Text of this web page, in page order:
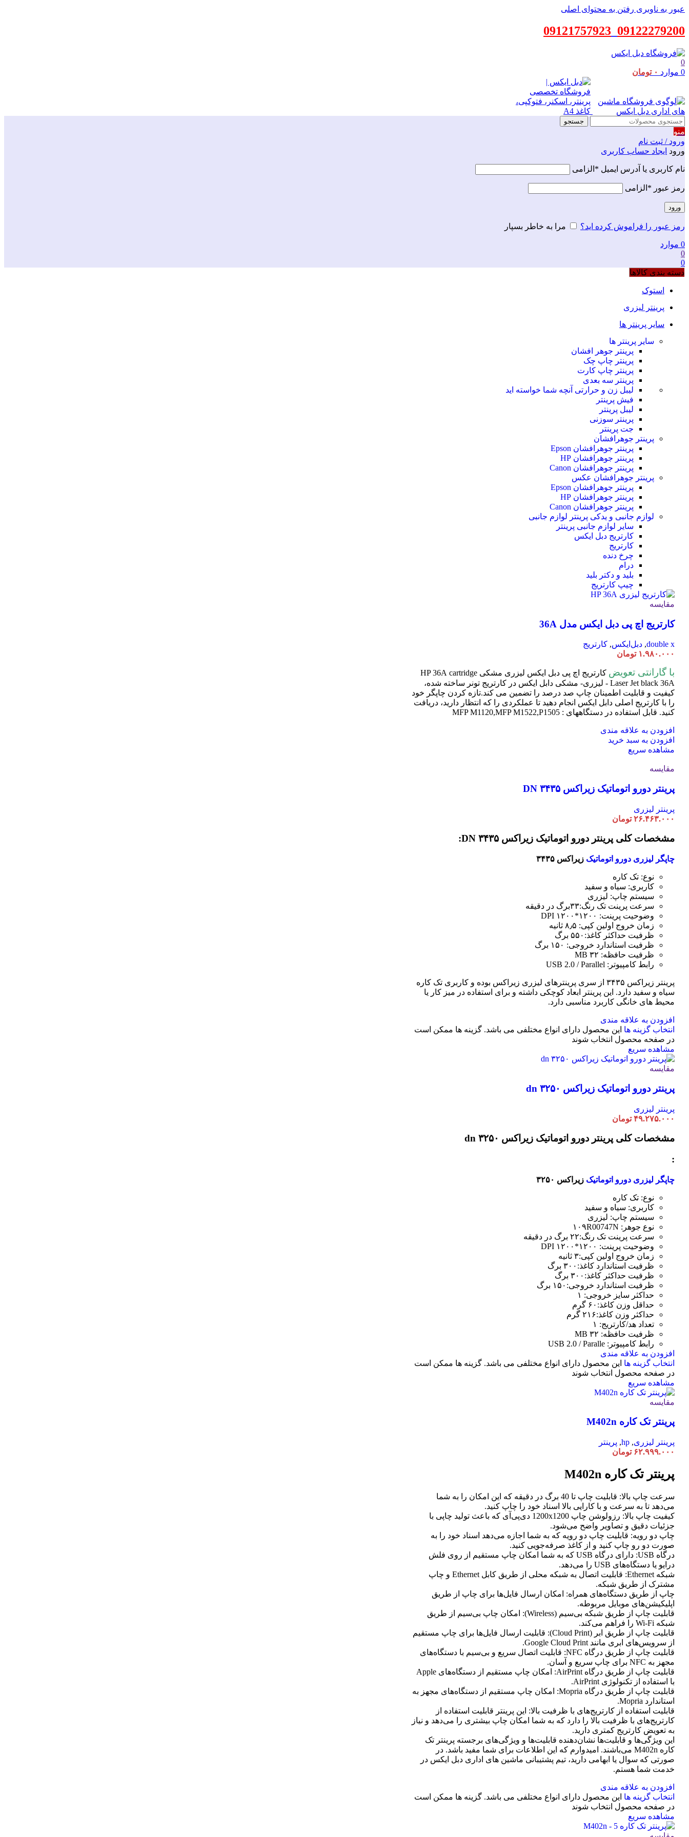
عبور به ناوبری رفتن به محتوای اصلی
09122279200
09121757923
0
0 موارد ۰ تومان
جستجو
منو
ورود / ثبت نام
ورود ایجاد حساب کاربری
نام کاربری یا آدرس ایمیل * الزامی
رمز عبور * الزامی
ورود
رمز عبور را فراموش کرده اید؟ مرا به خاطر بسپار
0 موارد
0
0
دسته بندی کالاها
استوک
پرینتر لیزری
سایر پرینتر ها
سایر پرینتر ها
پرینتر جوهر افشان
پرینتر چاپ چک
پرینتر چاپ کارت
پرینتر سه بعدی
لیبل زن و حرارتی آنچه شما خواسته اید
فیش پرینتر
لیبل پرینتر
پرینتر سوزنی
جت پرینتر
پرینتر جوهرافشان
پرینتر جوهرافشان Epson
پرینتر جوهرافشان HP
پرینتر جوهرافشان Canon
پرینتر جوهرافشان عکس
پرینتر جوهرافشان Epson
پرینتر جوهرافشان HP
پرینتر جوهرافشان Canon
لوازم جانبی و یدکی پرینتر لوازم جانبی
سایر لوازم جانبی پرینتر
کارتریج دبل ایکس
کارتریج
چرخ دنده
درام
بلید و دکتر بلید
چیپ کارتریج
مقایسه
کارتریج اچ پی دبل ایکس مدل 36A
double x
, دبل‌ایکس, کارتریج
۱.۹۸۰.۰۰۰ تومان
با گارانتی تعویض کارتریج اچ پی دبل ایکس لیزری مشکی HP 36A cartridge
Laser Jet black 36A - لیزری- مشکی دابل ایکس در کارتریج تونر ساخته شده،
کیفیت و قابلیت اطمینان چاپ صد درصد را تضمین می کند.تازه کردن چاپگر خود
را با کارتریج اصلی دابل ایکس انجام دهید تا عملکردی را که انتظار دارید، دریافت
کنید. قابل استفاده در دستگاههای : MFP M1120,MFP M1522,P1505
افزودن به علاقه مندی
افزودن به سبد خرید
مشاهده سریع
مقایسه
پرینتر دورو اتوماتیک زیراکس DN ۳۴۳۵
پرینتر لیزری
۲۶.۴۶۳.۰۰۰ تومان
مشخصات کلی پرینتر دورو اتوماتیک زیراکس DN ۳۴۳۵:
چاپگر لیزری دورو اتوماتیک زیراکس ۳۴۳۵
نوع: تک کاره
کاربری: سیاه و سفید
سیستم چاپ: لیزری
سرعت پرینت تک رنگ:۳۳برگ در دقیقه
وضوحیت پرینت: ۱۲۰۰*۱۲۰۰ DPI
زمان خروج اولین کپی: ۸٫۵ ثانیه
ظرفیت حداکثر کاغذ:۵۵۰ برگ
ظرفیت استاندارد خروجی: ۱۵۰ برگ
ظرفیت حافظه: ۳۲ MB
رابط کامپیوتر: USB 2.0 / Parallel
پرینتر زیراکس ۳۴۳۵ از سری پرینترهای لیزری زیراکس بوده و کاربری تک کاره
سیاه و سفید دارد. این پرینتر ابعاد کوچکی داشته و برای استفاده در میز کار یا
محیط های خانگی کاربرد مناسبی دارد.
افزودن به علاقه مندی
انتخاب گزینه ها این محصول دارای انواع مختلفی می باشد. گزینه ها ممکن است
در صفحه محصول انتخاب شوند
مشاهده سریع
مقایسه
پرینتر دورو اتوماتیک زیراکس dn ۳۲۵۰
پرینتر لیزری
۴۹.۲۷۵.۰۰۰ تومان
مشخصات کلی پرینتر دورو اتوماتیک زیراکس dn ۳۲۵۰
:
چاپگر لیزری دورو اتوماتیک زیراکس ۳۲۵۰
نوع: تک کاره
کاربری: سیاه و سفید
سیستم چاپ: لیزری
نوع جوهر: ۱۰۹R00747N
سرعت پرینت تک رنگ:۲۲ برگ در دقیقه
وضوحیت پرینت: ۱۲۰۰*۱۲۰۰ DPI
زمان خروج اولین کپی:۳ ثانیه
ظرفیت استاندارد کاغذ:۳۰۰ برگ
ظرفیت حداکثر کاغذ:۳۰۰ برگ
ظرفیت استاندارد خروجی:۱۵۰ برگ
حداکثر سایز خروجی: ۱
حداقل وزن کاغذ:۶۰ گرم
حداکثر وزن کاغذ:۲۱۶ گرم
تعداد هد/کارتریج: ۱
ظرفیت حافظه: ۳۲ MB
رابط کامپیوتر: USB 2.0 / Paralle
افزودن به علاقه مندی
انتخاب گزینه ها این محصول دارای انواع مختلفی می باشد. گزینه ها ممکن است
در صفحه محصول انتخاب شوند
مشاهده سریع
مقایسه
پرینتر تک کاره M402n
پرینتر لیزری,
hp
, پرینتر
۶۲.۹۹۹.۰۰۰ تومان
پرینتر تک کاره M402n
سرعت چاپ بالا: قابلیت چاپ تا 40 برگ در دقیقه که این امکان را به شما
می‌دهد تا به سرعت و با کارایی بالا اسناد خود را چاپ کنید.
کیفیت چاپ بالا: رزولوشن چاپ 1200x1200 دی‌پی‌آی که باعث تولید چاپی با
جزئیات دقیق و تصاویر واضح می‌شود.
چاپ دو رویه: قابلیت چاپ دو رویه که به شما اجازه می‌دهد اسناد خود را به
صورت دو رو چاپ کنید و از کاغذ صرفه‌جویی کنید.
درگاه USB: دارای درگاه USB که به شما امکان چاپ مستقیم از روی فلش
درایو یا دستگاه‌های USB را می‌دهد.
شبکه Ethernet: قابلیت اتصال به شبکه محلی از طریق کابل Ethernet و چاپ
مشترک از طریق شبکه.
چاپ از طریق دستگاه‌های همراه: امکان ارسال فایل‌ها برای چاپ از طریق
اپلیکیشن‌های موبایل مربوطه.
قابلیت چاپ از طریق شبکه بی‌سیم (Wireless): امکان چاپ بی‌سیم از طریق
شبکه Wi-Fi را فراهم می‌کند.
قابلیت چاپ از طریق ابر (Cloud Print): قابلیت ارسال فایل‌ها برای چاپ مستقیم
از سرویس‌های ابری مانند Google Cloud Print.
قابلیت چاپ از طریق درگاه NFC: قابلیت اتصال سریع و بی‌سیم با دستگاه‌های
مجهز به NFC برای چاپ سریع و آسان.
قابلیت چاپ از طریق درگاه AirPrint: امکان چاپ مستقیم از دستگاه‌های Apple
با استفاده از تکنولوژی AirPrint.
قابلیت چاپ از طریق درگاه Mopria: امکان چاپ مستقیم از دستگاه‌های مجهز به
استاندارد Mopria.
قابلیت استفاده از کارتریج‌های با ظرفیت بالا: این پرینتر قابلیت استفاده از
کارتریج‌های با ظرفیت بالا را دارد که به شما امکان چاپ بیشتری را می‌دهد و نیاز
به تعویض کارتریج کمتری دارید.
این ویژگی‌ها و قابلیت‌ها نشان‌دهنده قابلیت‌ها و ویژگی‌های برجسته پرینتر تک
کاره M402n می‌باشند. امیدوارم که این اطلاعات برای شما مفید باشد. در
صورتی که سوال یا ابهامی دارید، تیم پشتیبانی ماشین های اداری دبل ایکس در
خدمت شما هستم.
افزودن به علاقه مندی
انتخاب گزینه ها این محصول دارای انواع مختلفی می باشد. گزینه ها ممکن است
در صفحه محصول انتخاب شوند
مشاهده سریع